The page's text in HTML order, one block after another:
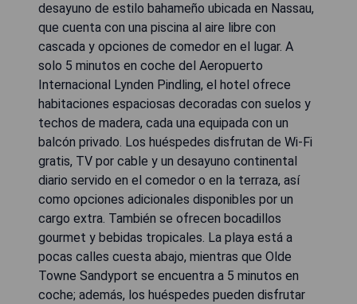
desayuno de estilo bahameño ubicada en Nassau,
que cuenta con una piscina al aire libre con
cascada y opciones de comedor en el lugar. A
solo 5 minutos en coche del Aeropuerto
Internacional Lynden Pindling, el hotel ofrece
habitaciones espaciosas decoradas con suelos y
techos de madera, cada una equipada con un
balcón privado. Los huéspedes disfrutan de Wi-Fi
gratis, TV por cable y un desayuno continental
diario servido en el comedor o en la terraza, así
como opciones adicionales disponibles por un
cargo extra. También se ofrecen bocadillos
gourmet y bebidas tropicales. La playa está a
pocas calles cuesta abajo, mientras que Olde
Towne Sandyport se encuentra a 5 minutos en
coche; además, los huéspedes pueden disfrutar